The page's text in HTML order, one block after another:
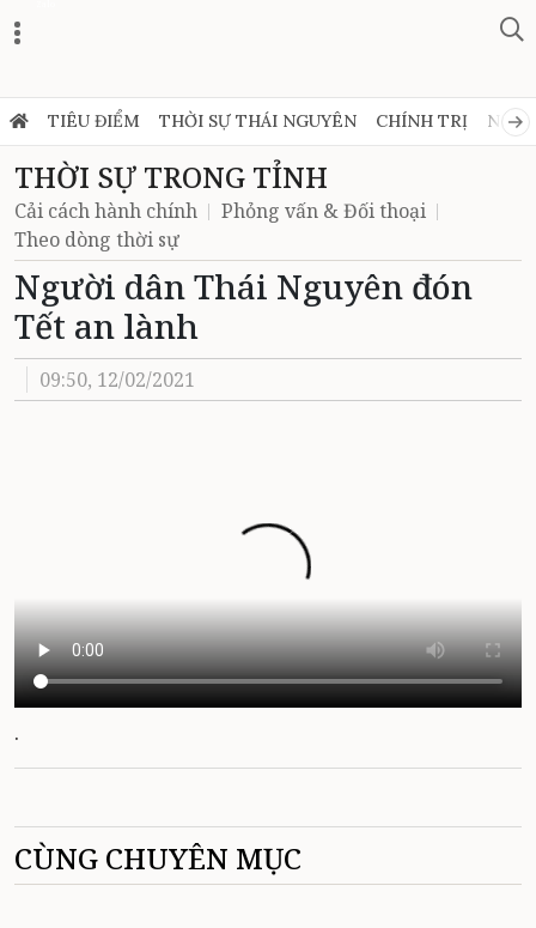
TIÊU ĐIỂM THỜI SỰ THÁI NGUYÊN CHÍNH TRỊ NGHỊ
THỜI SỰ TRONG TỈNH
Cải cách hành chính
Phỏng vấn & Đối thoại
Theo dòng thời sự
Người dân Thái Nguyên đón
Tết an lành
09:50, 12/02/2021
.
CÙNG CHUYÊN MỤC